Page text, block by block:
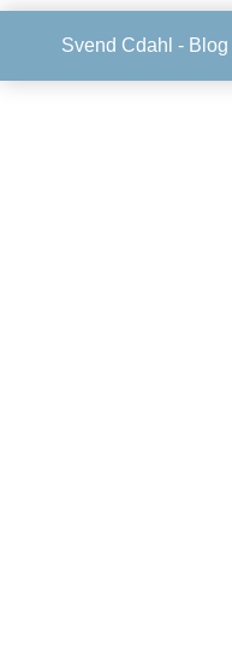
Svend Cdahl - Blog